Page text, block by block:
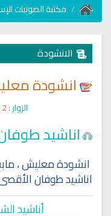
مكتبة الصوتيات
الانشودة
انشودة
الزوار: 10112
اناشيد
انشودة معليش ،
اناشيد طوفان
أناشيد